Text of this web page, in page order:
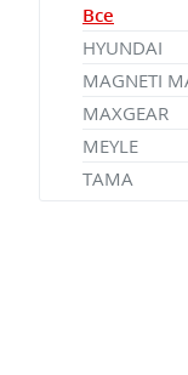
Все
HYUNDAI
MAGNETI
MAXGEAR
MEYLE
TAMA